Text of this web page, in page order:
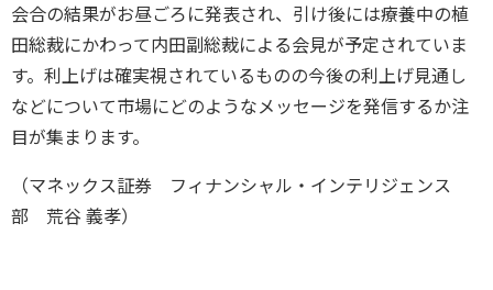
会合の結果がお昼ごろに発表され、引け後には療養中の植
田総裁にかわって内田副総裁による会見が予定されていま
す。利上げは確実視されているものの今後の利上げ見通し
などについて市場にどのようなメッセージを発信するか注
目が集まります。
（マネックス証券 フィナンシャル・インテリジェンス
部 荒谷 義孝）